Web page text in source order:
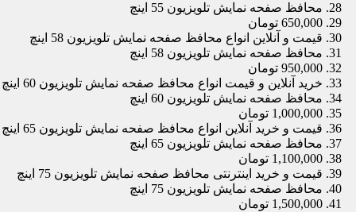
محافظ صفحه نمایش تلویزیون 55 اینچ
650,000 تومان
قیمت و آنلاین انواع محافظ صفحه نمایش تلویزیون 58 اینچ
محافظ صفحه نمایش تلویزیون 58 اینچ
950,000 تومان
خرید آنلاین و قیمت انواع محافظ صفحه نمایش تلویزیون 60 اینچ
محافظ صفحه نمایش تلویزیون 60 اینچ
1,000,000 تومان
قیمت و خرید آنلاین انواع محافظ صفحه نمایش تلویزیون 65 اینچ
محافظ صفحه نمایش تلویزیون 65 اینچ
1,100,000 تومان
قیمت و خرید اینترنتی محافظ صفحه نمایش تلویزیون 75 اینچ
محافظ صفحه نمایش تلویزیون 75 اینچ
1,500,000 تومان